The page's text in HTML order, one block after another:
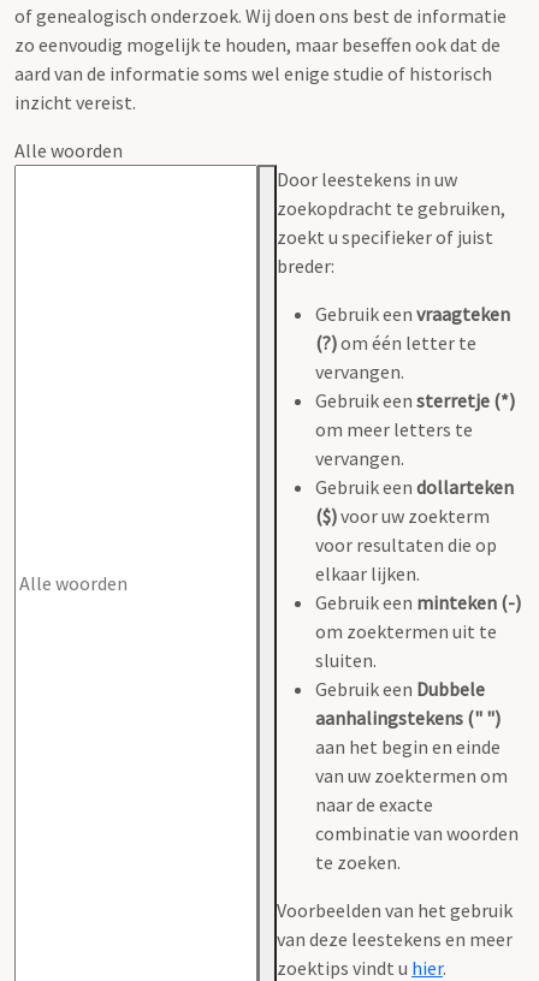
of genealogisch onderzoek. Wij doen ons best de informatie
zo eenvoudig mogelijk te houden, maar beseffen ook dat de
aard van de informatie soms wel enige studie of historisch
inzicht vereist.
Alle woorden
Door leestekens in uw
zoekopdracht te gebruiken,
zoekt u specifieker of juist
breder:
Gebruik een vraagteken
(?)om één letter te
vervangen.
Gebruik een sterretje (*)
om meer letters te
vervangen.
Gebruik een dollarteken
($)voor uw zoekterm
voor resultaten die op
elkaar lijken.
Gebruik een minteken (-)
om zoektermen uit te
sluiten.
Gebruik een Dubbele
aanhalingstekens (" ")
aan het begin en einde
van uw zoektermen om
naar de exacte
combinatie van woorden
te zoeken.
Voorbeelden van het gebruik
van deze leestekens en meer
zoektips vindt u hier.